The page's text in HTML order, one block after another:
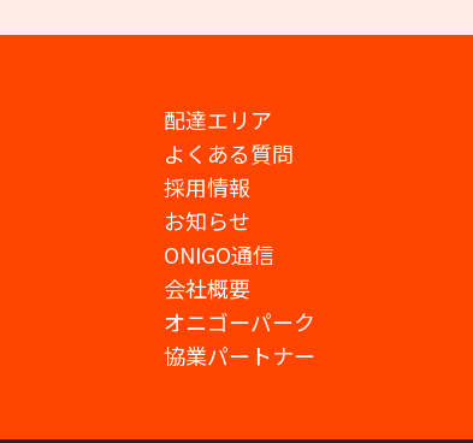
配達エリア
よくある質問
採用情報
お知らせ
ONIGO通信
会社概要
オニゴーパーク
協業パートナー